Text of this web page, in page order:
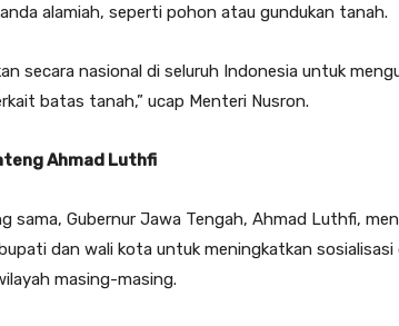
alamiah, seperti pohon atau gundukan tanah.
secara nasional di seluruh Indonesia untuk
batas tanah,” ucap Menteri Nusron.
Ahmad Luthfi
sama, Gubernur Jawa Tengah, Ahmad Luthfi,
dan wali kota untuk meningkatkan sosialisasi
masing-masing.